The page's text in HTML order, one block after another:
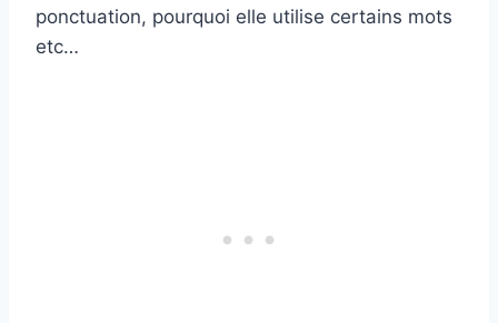
ponctuation, pourquoi elle utilise certains mots
etc…